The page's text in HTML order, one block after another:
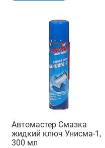
Автомастер Смазка
жидкий ключ Унисма-1,
300 мл